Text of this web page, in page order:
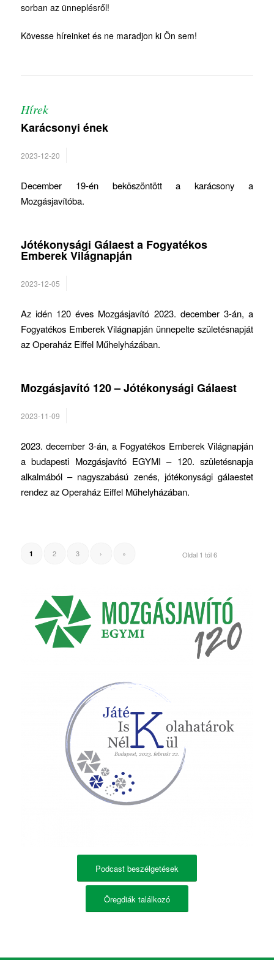
sorban az ünneplésről!
Kövesse híreinket és ne maradjon ki Ön sem!
Hírek
Karácsonyi ének
2023-12-20
December 19-én beköszöntött a karácsony a
Mozgásjavítóba.
Jótékonysági Gálaest a Fogyatékos
Emberek Világnapján
2023-12-05
Az idén 120 éves Mozgásjavító 2023. december 3-án, a
Fogyatékos Emberek Világnapján ünnepelte születésnapját
az Operaház Eiffel Műhelyházában.
Mozgásjavító 120 – Jótékonysági Gálaest
2023-11-09
2023. december 3-án, a Fogyatékos Emberek Világnapján
a budapesti Mozgásjavító EGYMI – 120. születésnapja
alkalmából – nagyszabású zenés, jótékonysági gálaestet
rendez az Operaház Eiffel Műhelyházában.
Oldal 1 tól 6
1 2 3 › »
Podcast beszélgetések
Öregdiák találkozó